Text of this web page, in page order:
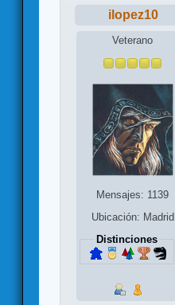
ilopez10
Veterano
Mensajes: 1139
Ubicación: Madrid
Distinciones